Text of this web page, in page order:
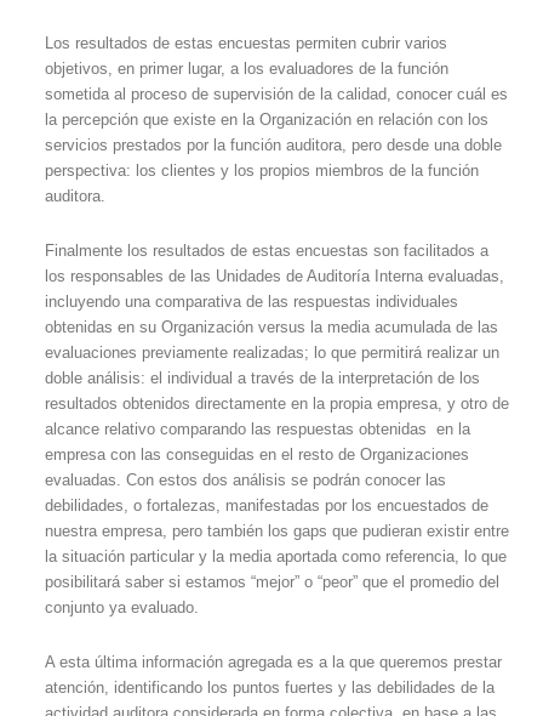
Los resultados de estas encuestas permiten cubrir varios
objetivos, en primer lugar, a los evaluadores de la función
sometida al proceso de supervisión de la calidad, conocer cuál es
la percepción que existe en la Organización en relación con los
servicios prestados por la función auditora, pero desde una doble
perspectiva: los clientes y los propios miembros de la función
auditora.
Finalmente los resultados de estas encuestas son facilitados a
los responsables de las Unidades de Auditoría Interna evaluadas,
incluyendo una comparativa de las respuestas individuales
obtenidas en su Organización versus la media acumulada de las
evaluaciones previamente realizadas; lo que permitirá realizar un
doble análisis: el individual a través de la interpretación de los
resultados obtenidos directamente en la propia empresa, y otro de
alcance relativo comparando las respuestas obtenidas en la
empresa con las conseguidas en el resto de Organizaciones
evaluadas. Con estos dos análisis se podrán conocer las
debilidades, o fortalezas, manifestadas por los encuestados de
nuestra empresa, pero también los gaps que pudieran existir entre
la situación particular y la media aportada como referencia, lo que
posibilitará saber si estamos “mejor” o “peor” que el promedio del
conjunto ya evaluado.
A esta última información agregada es a la que queremos prestar
atención, identificando los puntos fuertes y las debilidades de la